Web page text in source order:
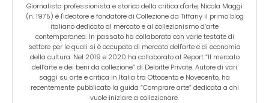
Giornalista professionista e storico della critica d'arte, Nicola Maggi
(n. 1975) è l'ideatore e fondatore di Collezione da Tiffany il primo blog
italiano dedicato al mercato e al collezionismo d’arte
contemporanea. In passato ha collaborato con varie testate di
settore per le quali si è occupato di mercato dell'arte e di economia
della cultura. Nel 2019 e 2020 ha collaborato al Report “Il mercato
dell’arte e dei beni da collezione” di Deloitte Private. Autore di vari
saggi su arte e critica in Italia tra Ottocento e Novecento, ha
recentemente pubblicato la guida “Comprare arte” dedicata a chi
vuole iniziare a collezionare.